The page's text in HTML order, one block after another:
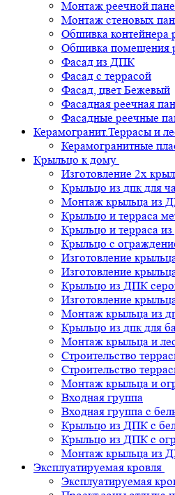
Монтаж реечной
Монтаж стеновых
Обшивка
Обшивка помещения
Фасад из ДПК
Фасад с террасой
Фасад, цвет Бежевый
Фасадная реечная
Фасадные реечные
Керамогранит.Террасы и
Керамогранитные
Крыльцо к дому
Изготовление 2х
Крыльцо из дпк для
Монтаж крыльца из
Крыльцо и терраса
Крыльцо и терраса
Крыльцо с
Изготовление
Изготовление
Крыльцо из ДПК
Изготовление
Монтаж крыльца из
Крыльцо из дпк для
Монтаж крыльца и
Строительство
Строительство
Монтаж крыльца и
Входная группа
Входная группа с
Крыльцо из ДПК с
Крыльцо из ДПК с
Монтаж крыльца из
Эксплуатируемая кровля
Эксплуатируемая